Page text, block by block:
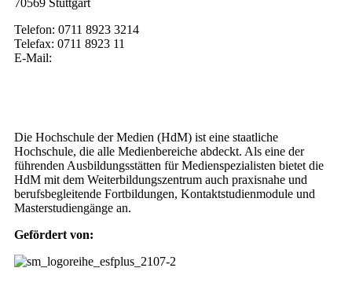
Telefon: 0711 8923 3214
Telefax: 0711 8923 11
E-Mail:
Die Hochschule der Medien (HdM) ist eine staatliche
Hochschule, die alle Medienbereiche abdeckt. Als eine der
führenden Ausbildungsstätten für Medienspezialisten bietet die
HdM mit dem Weiterbildungszentrum auch praxisnahe und
berufsbegleitende Fortbildungen, Kontaktstudienmodule und
Masterstudiengänge an.
Gefördert von: